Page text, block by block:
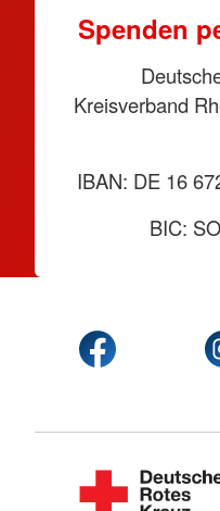
Spenden
Kreisverband
IBAN: DE 16
BIC: